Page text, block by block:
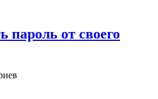
пароль от своего